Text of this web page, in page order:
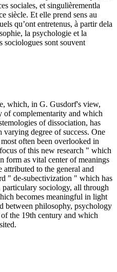
sociales, et singulièrementla
siècle. Et elle prend sens au
qu’ont entretenus, à partir dela
la psychologie et la
sociologues sont souvent
which, in G. Gusdorf's view,
of complementarity and which
of dissociation, has
degree of success. One
often been overlooked in
of this new research " which
form as vital center of meanings
to the general and
" de-subectivization " which has
particulary sociology, all through
becomes meaningful in light
between philosophy, psychology
the 19th century and which